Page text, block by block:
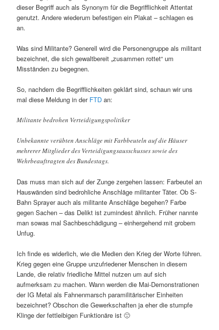
dieser Begriff auch als Synonym für die Begrifflichkeit Attentat
genutzt. Andere wiederum befestigen ein Plakat – schlagen es
an.
Was sind Militante? Generell wird die Personengruppe als militant
bezeichnet, die sich gewaltbereit „zusammen rottet“ um
Misständen zu begegnen.
So, nachdem die Begrifflichkeiten geklärt sind, schaun wir uns
mal diese Meldung in der FTD an:
Militante bedrohen Verteidigungspolitiker
Unbekannte verübten Anschläge mit Farbbeuteln auf die Häuser
mehrerer Mitglieder des Verteidigungsausschusses sowie des
Wehrbeauftragten des Bundestags.
Das muss man sich auf der Zunge zergehen lassen: Farbeutel an
Hauswänden sind bedrohliche Anschläge militanter Täter. Ob S-
Bahn Sprayer auch als militante Anschläge begehen? Farbe
gegen Sachen – das Delikt ist zumindest ähnlich. Früher nannte
man sowas mal Sachbeschädigung – einhergehend mit grobem
Unfug.
Ich finde es widerlich, wie die Medien den Krieg der Worte führen.
Krieg gegen eine Gruppe unzufriedener Menschen in diesem
Lande, die relativ friedliche Mittel nutzen um auf sich
aufmerksam zu machen. Wann werden die Mai-Demonstrationen
der IG Metal als Fahnenmarsch paramilitärischer Einheiten
bezeichnet? Obschon die Gewerkschaften ja eher die stumpfe
Klinge der fettleibigen Funktionäre ist 🙁